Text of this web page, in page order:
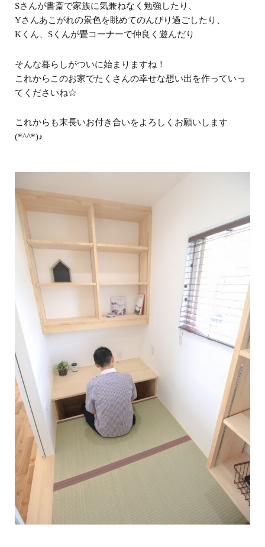
Sさんが書斎で家族に気兼ねなく勉強したり、
Yさんあこがれの景色を眺めてのんびり過ごしたり、
Kくん、Sくんが畳コーナーで仲良く遊んだり
そんな暮らしがついに始まりますね！
これからこのお家でたくさんの幸せな想い出を作っていっ
てくださいね☆
これからも末長いお付き合いをよろしくお願いします
(*^^*)♪